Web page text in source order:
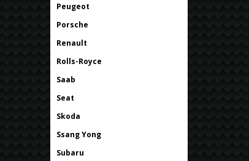
Peugeot
Porsche
Renault
Rolls-Royce
Saab
Seat
Skoda
Ssang Yong
Subaru